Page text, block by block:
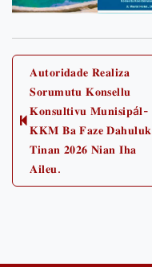
Post
navigation
Previous
post:
𝐀𝐮𝐭𝐨𝐫𝐢𝐝𝐚𝐝𝐞 𝐑𝐞𝐚𝐥𝐢𝐳𝐚
𝐒𝐨𝐫𝐮𝐦𝐮𝐭𝐮 𝐊𝐨𝐧𝐬𝐞𝐥𝐥𝐮
𝐊𝐨𝐧𝐬𝐮𝐥𝐭𝐢𝐯𝐮 𝐌𝐮𝐧𝐢𝐬𝐢𝐩á𝐥-
𝐊𝐊𝐌 𝐁𝐚 𝐅𝐚𝐳𝐞 𝐃𝐚𝐡𝐮𝐥𝐮𝐤
𝐓𝐢𝐧𝐚𝐧 𝟐𝟎𝟐𝟔 𝐍𝐢𝐚𝐧 𝐈𝐡𝐚
𝐀𝐢𝐥𝐞𝐮.